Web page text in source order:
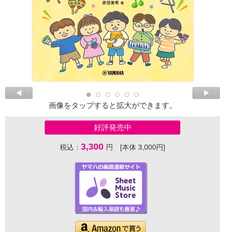
画像をタップすると拡大ができます。
好評発売中
税込： 3,300 円 [本体 3,000円]